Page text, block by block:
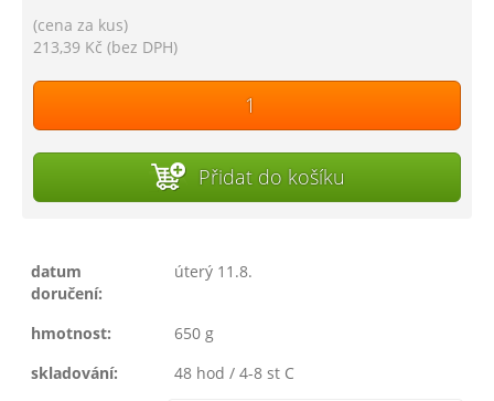
(cena za kus)
213,39 Kč (bez DPH)
Přidat do košíku
datum
doručení:
úterý 11.8.
hmotnost:
650 g
skladování:
48 hod / 4-8 st C